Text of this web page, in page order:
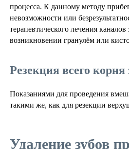
процесса. К данному методу
невозможности или
терапевтического лечения каналов
возникновении гранулём или
Резекция всего корня
Показаниями для проведения
такими же, как для резекции
Удаление зубов